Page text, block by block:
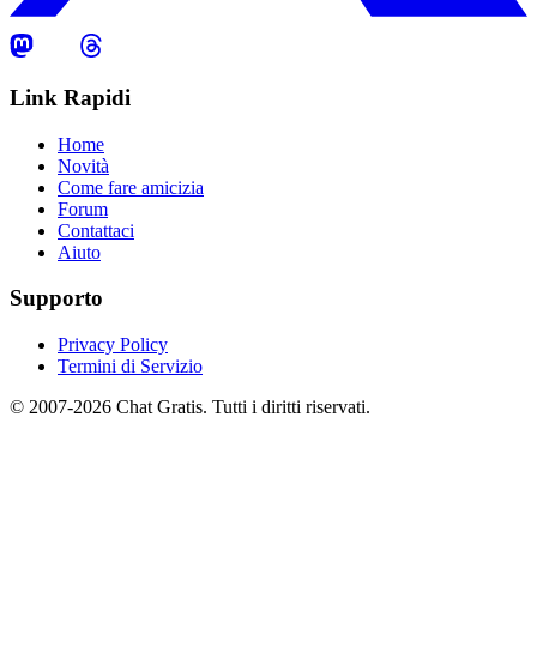
Link Rapidi
Home
Novità
Come fare amicizia
Forum
Contattaci
Aiuto
Supporto
Privacy Policy
Termini di Servizio
© 2007-2026 Chat Gratis. Tutti i diritti riservati.